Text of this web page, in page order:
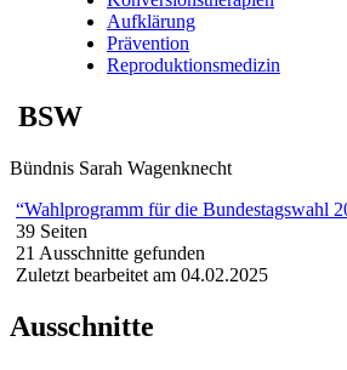
Aufklärung
Prävention
Reproduktionsmedizin
BSW
Bündnis Sarah Wagenknecht
“Wahlprogramm für die Bundestagswahl
39 Seiten
21 Ausschnitte gefunden
Zuletzt bearbeitet am 04.02.2025
Ausschnitte